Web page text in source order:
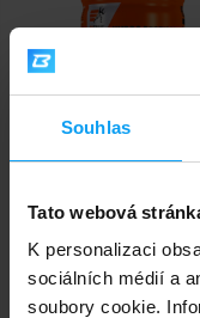
Souhlas
Tato webová
K personalizaci
sociálních médií a
soubory cookie.
Extrifit
Whey Hydro Peptides
kapslí
899Kč 999Kč
NA SKLADĚ - POSLEDNÍ KUSY